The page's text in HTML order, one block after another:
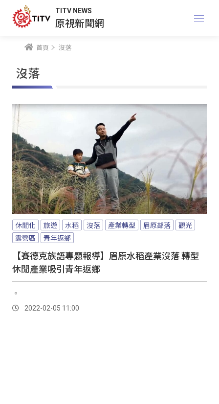
TITV NEWS
原視新聞網
首頁 沒落
沒落
休閒化 旅遊 水稻 沒落 產業轉型 眉原部落
觀光
露營區
青年返鄉
【賽德克族語專題報導】眉原水稻產業沒落 轉型
休閒產業吸引青年返鄉
。
2022-02-05 11:00